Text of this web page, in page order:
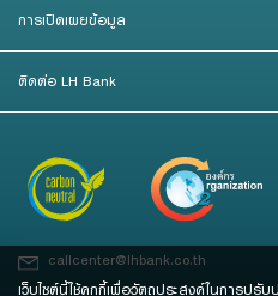
การเปิดเผยข้อมูล
ติดต่อ LH Bank
callcenter@lhbank.co.th
เว็บไซต์นี้ใช้คุกกี้เพื่อวัตถุประสงค์ในการป